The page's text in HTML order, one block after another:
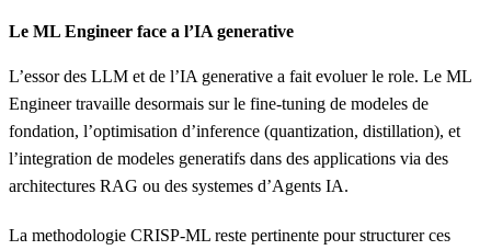
Le ML Engineer face a l’IA generative
L’essor des LLM et de l’IA generative a fait evoluer le role. Le ML
Engineer travaille desormais sur le fine-tuning de modeles de
fondation, l’optimisation d’inference (quantization, distillation), et
l’integration de modeles generatifs dans des applications via des
architectures RAG ou des systemes d’Agents IA.
La methodologie CRISP-ML reste pertinente pour structurer ces